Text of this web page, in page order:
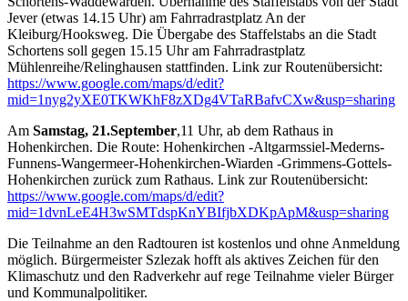
Jever (etwas 14.15 Uhr) am Fahrradrastplatz An der
Kleiburg/Hooksweg. Die Übergabe des Staffelstabs an die Stadt
Schortens soll gegen 15.15 Uhr am Fahrradrastplatz
Mühlenreihe/Relinghausen stattfinden. Link zur Routenübersicht:
https://www.google.com/maps/d/edit?
mid=1nyg2yXE0TKWKhF8zXDg4VTaRBafvCXw&usp=sharing
Am Samstag, 21.September,11 Uhr, ab dem Rathaus in
Hohenkirchen. Die Route: Hohenkirchen -Altgarmssiel-Mederns-
Funnens-Wangermeer-Hohenkirchen-Wiarden -Grimmens-Gottels-
Hohenkirchen zurück zum Rathaus. Link zur Routenübersicht:
https://www.google.com/maps/d/edit?
mid=1dvnLeE4H3wSMTdspKnYBIfjbXDKpApM&usp=sharing
Die Teilnahme an den Radtouren ist kostenlos und ohne Anmeldung
möglich. Bürgermeister Szlezak hofft als aktives Zeichen für den
Klimaschutz und den Radverkehr auf rege Teilnahme vieler Bürger
und Kommunalpolitiker.